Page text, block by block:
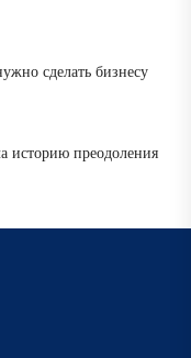
сделать бизнесу
историю преодоления